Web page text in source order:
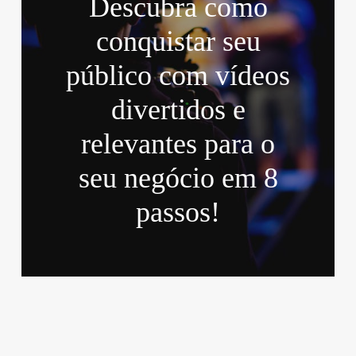
Descubra como
conquistar seu
público com vídeos
divertidos e
relevantes para o
seu negócio em 8
passos!